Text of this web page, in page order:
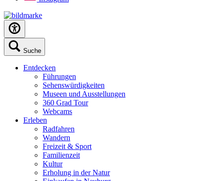
Suche
Entdecken
Führungen
Sehenswürdigkeiten
Museen und Ausstellungen
360 Grad Tour
Webcams
Erleben
Radfahren
Wandern
Freizeit & Sport
Familienzeit
Kultur
Erholung in der Natur